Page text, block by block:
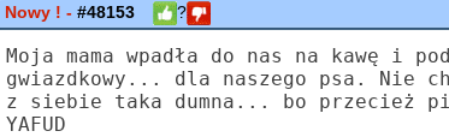
Nowy ! -#48153 ?
Moja mama wpadła do nas na kawę i
gwiazdkowy... dla naszego psa. Nie
z siebie taka dumna... bo przecież
YAFUD